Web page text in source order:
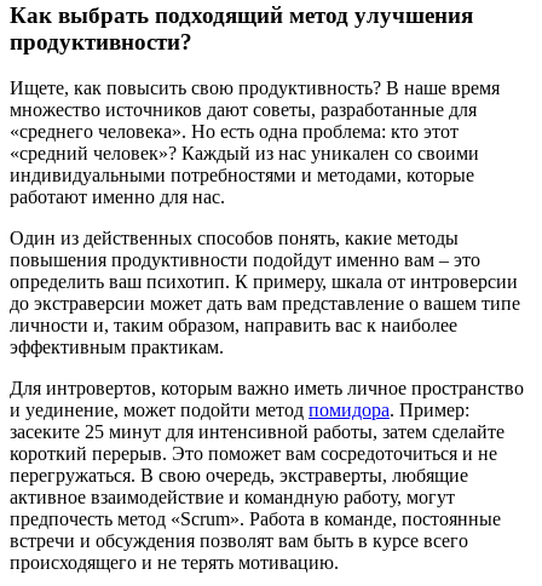
Как выбрать подходящий метод улучшения
продуктивности?
Ищете, как повысить свою продуктивность? В наше время
множество источников дают советы, разработанные для
«среднего человека». Но есть одна проблема: кто этот
«средний человек»? Каждый из нас уникален со своими
индивидуальными потребностями и методами, которые
работают именно для нас.
Один из действенных способов понять, какие методы
повышения продуктивности подойдут именно вам – это
определить ваш психотип. К примеру, шкала от интроверсии
до экстраверсии может дать вам представление о вашем типе
личности и, таким образом, направить вас к наиболее
эффективным практикам.
Для интровертов, которым важно иметь личное пространство
и уединение, может подойти метод помидора. Пример:
засеките 25 минут для интенсивной работы, затем сделайте
короткий перерыв. Это поможет вам сосредоточиться и не
перегружаться. В свою очередь, экстраверты, любящие
активное взаимодействие и командную работу, могут
предпочесть метод «Scrum». Работа в команде, постоянные
встречи и обсуждения позволят вам быть в курсе всего
происходящего и не терять мотивацию.